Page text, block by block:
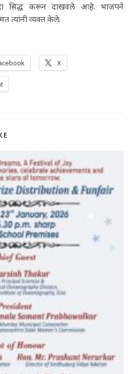
सिद्ध करून दाखवले आहे. भाजपने
त्यांनी व्यक्त केले.
X